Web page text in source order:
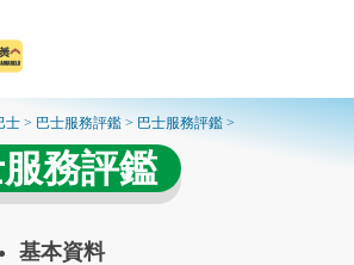
士 > 巴士服務評鑑 > 巴士服務評鑑 >
務評鑑
基本資料